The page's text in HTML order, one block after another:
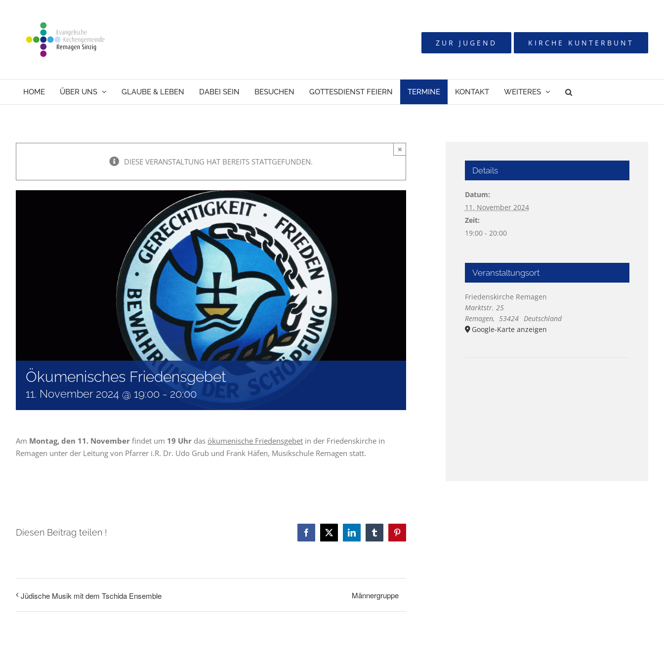
ZUR JUGEND KIRCHE KUNTERBUNT
HOME ÜBER UNS GLAUBE & LEBEN DABEI SEIN BESUCHEN GOTTESDIENST FEIERN TERMINE KONTAKT WEITERES
DIESE VERANSTALTUNG HAT BEREITS STATTGEFUNDEN.
×
Ökumenisches Friedensgebet
11. November 2024 @ 19:00 - 20:00
Am Montag, den 11. November findet um 19 Uhr das ökumenische Friedensgebet in der Friedenskirche in
Remagen unter der Leitung von Pfarrer i.R. Dr. Udo Grub und Frank Häfen, Musikschule Remagen statt.
Diesen Beitrag teilen ! Facebook
X LinkedInTumblrPinterest
Jüdische Musik mit dem Tschida Ensemble Männergruppe
Details
Datum:
11. November 2024
Zeit:
19:00 - 20:00
Veranstaltungsort
Friedenskirche Remagen
Marktstr. 25
Remagen, 53424 Deutschland
Google-Karte anzeigen